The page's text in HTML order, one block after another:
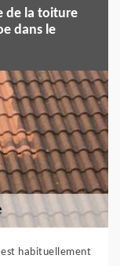
de la toiture
dans le
habituellement